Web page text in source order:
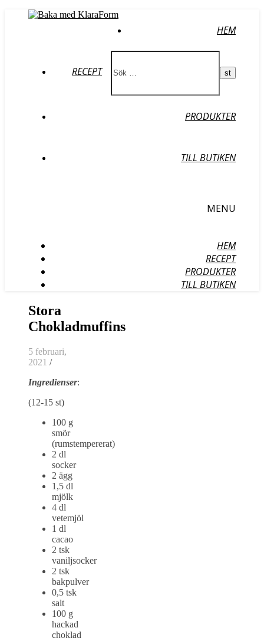
HEM
RECEPT
PRODUKTER
TILL BUTIKEN
MENU
HEM
RECEPT
PRODUKTER
TILL BUTIKEN
Stora
Chokladmuffins
5 februari,
2021 /
Ingredienser:
(12-15 st)
100 g
smör
(rumstempererat)
2 dl
socker
2 ägg
1,5 dl
mjölk
4 dl
vetemjöl
1 dl
cacao
2 tsk
vaniljsocker
2 tsk
bakpulver
0,5 tsk
salt
100 g
hackad
choklad